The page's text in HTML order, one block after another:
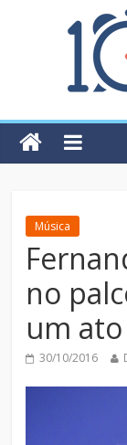
Música
no
um
30/10/2016